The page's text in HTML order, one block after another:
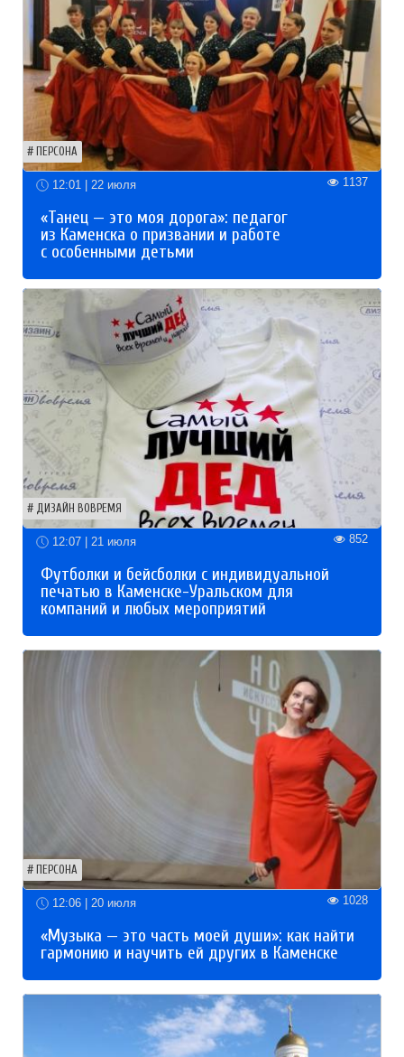
ПЕРСОНА
12:01 | 22 июля 1137
«Танец — это моя дорога»: педагог
из Каменска о призвании и работе
с особенными детьми
ДИЗАЙН ВОВРЕМЯ
12:07 | 21 июля 852
Футболки и бейсболки с индивидуальной
печатью в Каменске-Уральском для
компаний и любых мероприятий
ПЕРСОНА
12:06 | 20 июля 1028
«Музыка — это часть моей души»: как найти
гармонию и научить ей других в Каменске